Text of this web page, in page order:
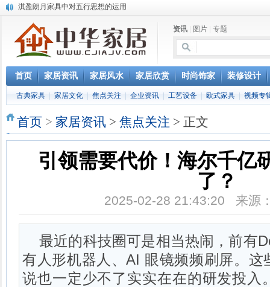
还是“海尔冰箱造”!IEC国际保鲜标准再版
怎样用家具布置出好的办公室风水
您办公家具的贴心管家——北京办公家具网办公家具维修服务部成立
资讯 图片 专题
首页 家居资讯 家居风水 家居欣赏 时尚饰家 装修设计
古典家具 家居文化 焦点关注 企业资讯 工艺设备 欧式家具 视频专
首页 > 家居资讯 > 焦点关注 > 正文
引领需要代价！海尔千亿
了？
2025-02-28 21:43:20 来源
最近的科技圈可是相当热闹，前有
有人形机器人、AI 眼镜频频刷屏。这
说也一定少不了实实在在的研发投入